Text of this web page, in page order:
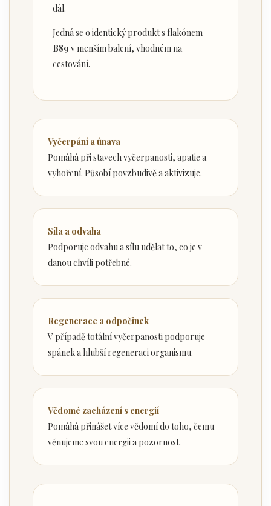
dál.
Jedná se o identický produkt s flakónem
B89 v menším balení, vhodném na
cestování.
Vyčerpání a únava
Pomáhá při stavech vyčerpanosti, apatie a
vyhoření. Působí povzbudivě a aktivizuje.
Síla a odvaha
Podporuje odvahu a sílu udělat to, co je v
danou chvíli potřebné.
Regenerace a odpočinek
V případě totální vyčerpanosti podporuje
spánek a hlubší regeneraci organismu.
Vědomé zacházení s energií
Pomáhá přinášet více vědomí do toho, čemu
věnujeme svou energii a pozornost.